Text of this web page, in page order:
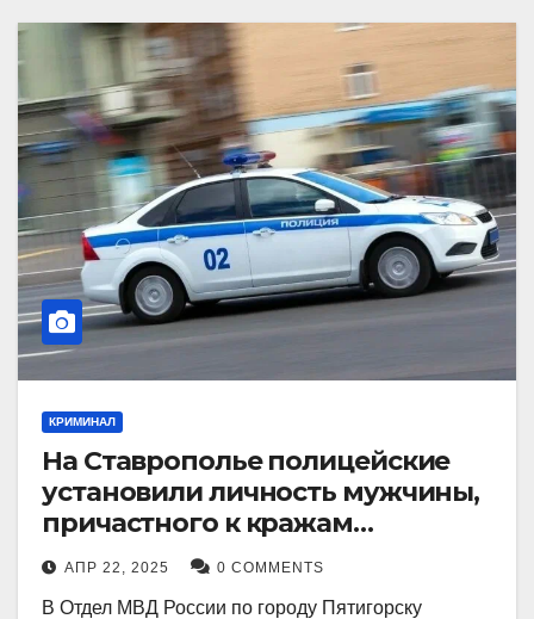
КРИМИНАЛ
На Ставрополье полицейские
установили личность мужчины,
причастного к кражам
имущества из квартир в
Пятигорске
АПР 22, 2025 0 COMMENTS
В Отдел МВД России по городу Пятигорску